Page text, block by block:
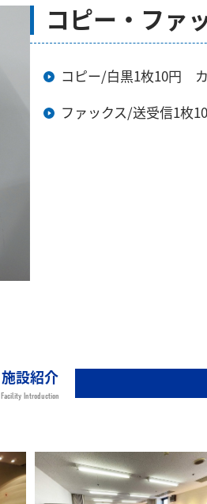
コピー・ファ
コピー/白黒1枚10円
ファックス/送受信1枚
施設紹介
Facility Introduction